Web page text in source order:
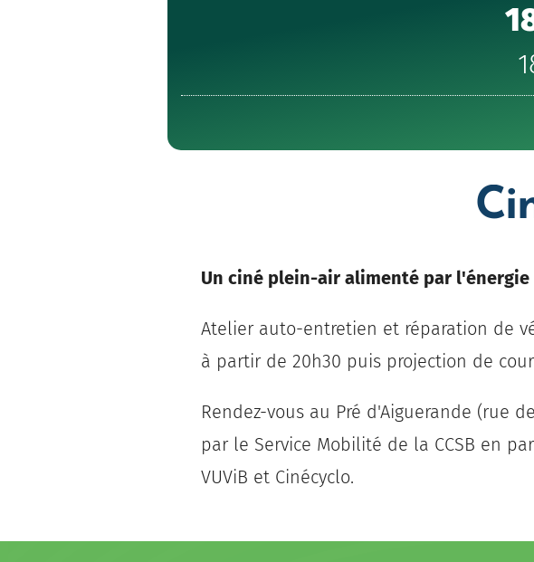
Un ciné plein-air alimenté par l'énergie
Atelier auto-entretien et réparation de
à partir de 20h30 puis projection de
Rendez-vous au Pré d'Aiguerande (rue
par le Service Mobilité de la CCSB en
VUViB et Cinécyclo.